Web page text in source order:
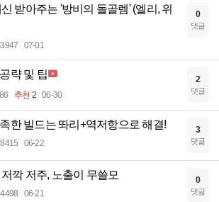
받아주는 '방비의 돌골렘' (엘리, 위
07-01
0
댓글
략 및 팁
추천 2 06-30
2
댓글
한 빌드는 똬리+역저항으로 해결!
06-22
3
댓글
깍 저주, 노출이 무쓸모
06-21
0
댓글